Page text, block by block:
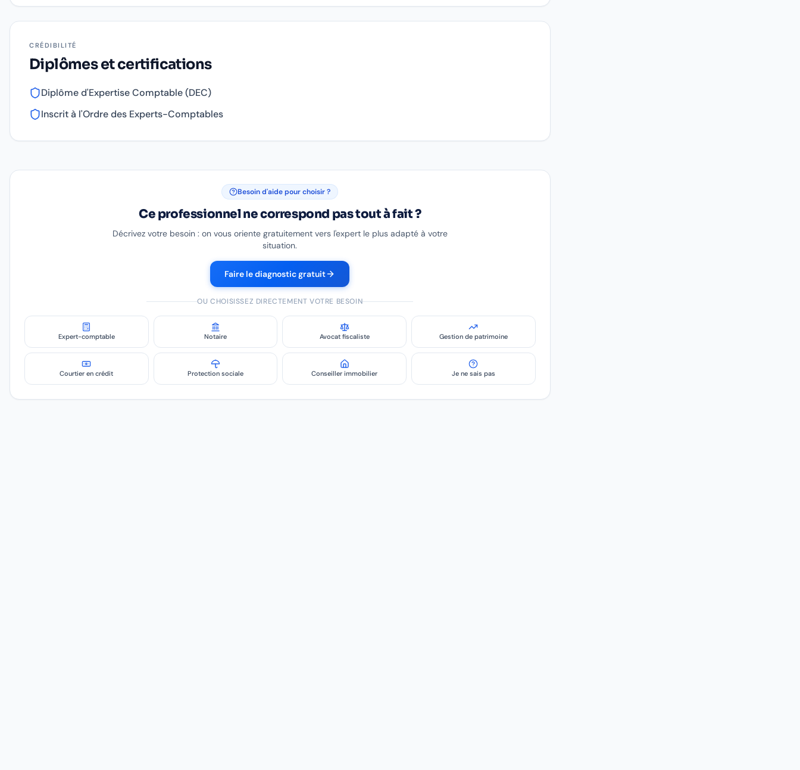
CRÉDIBILITÉ
Diplômes et certifications
Diplôme d'Expertise Comptable (DEC)
Inscrit à l'Ordre des Experts-Comptables
Besoin d'aide pour choisir ?
Ce professionnel ne correspond pas tout à fait ?
Décrivez votre besoin : on vous oriente gratuitement vers l'expert le plus adapté à votre
situation.
Faire le diagnostic gratuit
OU CHOISISSEZ DIRECTEMENT VOTRE BESOIN
Expert-comptable Notaire Avocat fiscaliste Gestion de patrimoine
Courtier en crédit Protection sociale Conseiller immobilier Je ne sais pas